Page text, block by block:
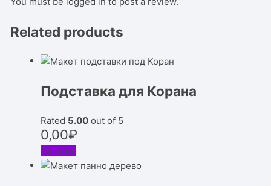
Related products
Подставка для Корана
Rated 5.00 out of 5
0,00₽
Скачать